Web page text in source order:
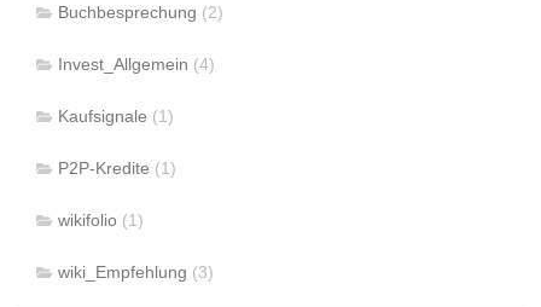
Buchbesprechung (2)
Invest_Allgemein (4)
Kaufsignale (1)
P2P-Kredite (1)
wikifolio (1)
wiki_Empfehlung (3)